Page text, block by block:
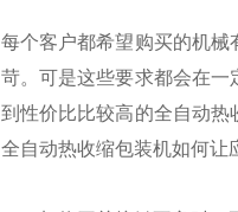
每个客户都希望购买的机
苛。可是这些要求都会在
到性价比比较高的全自动
全自动热收缩包装机如何让